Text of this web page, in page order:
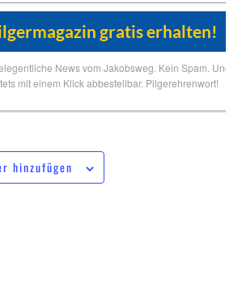
News vom Jakobsweg. Kein Spam. Und
mit einem Klick abbestellbar. Pilgerehrenwort!
hinzufügen